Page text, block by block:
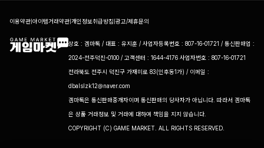
이용약관|아이템거래약관|개인정보취급방침|광고/제휴문의
상호 : 겜마톡 / 대표 : 유지훈 / 사업자등록번호 : 807-16-01721 / 통신판매업 :
2024-전주덕진-0100 / 고객센터 : 1644-4176 사업자번호 : 807-16-01721
전라북도 전주시 덕진구 가재미로 83(인후동1가) / 이메일 :
dbalslzk12@naver.com
게
임
마
겜마톡은 통신판매중개자이며 통신판매의 당사자가 아닙니다. 따라서 겜마톡
은 상품 거래정보 및 거래에 대하여 책임을 지지 않습니다.
COPYRIGHT (C) GAME MARKET. ALL RIGHTS RESERVED.